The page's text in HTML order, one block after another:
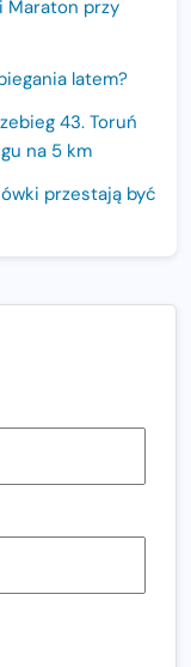
Maraton przy
latem?
43. Toruń
na 5 km
przestają być
do szybkiego
dla biegacza
wiedzieć?
Bieg